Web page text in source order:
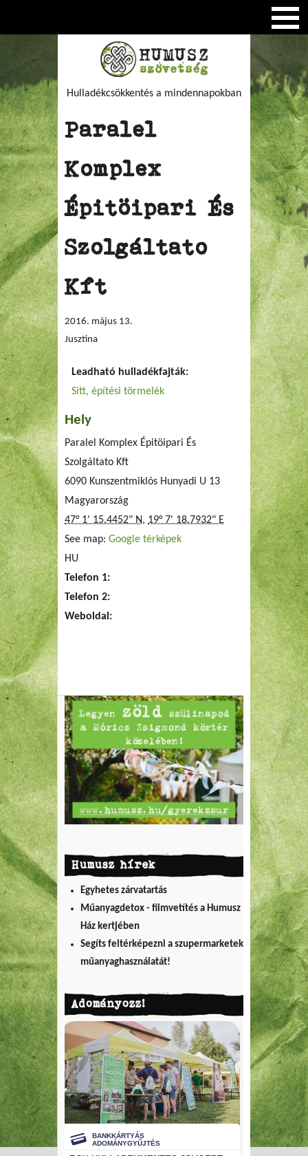
Hulladékcsökkentés a mindennapokban
Paralel
Komplex
Épitöipari És
Szolgáltato
Kft
2016. május 13.
Jusztina
Leadható hulladékfajták:
Sitt, építési törmelék
Hely
Paralel Komplex Épitöipari És
Szolgáltato Kft
6090 Kunszentmiklós Hunyadi U 13
Magyarország
47° 1' 15.4452" N, 19° 7' 18.7932" E
See map: Google térképek
HU
Telefon 1:
Telefon 2:
Weboldal:
Humusz hírek
Egyhetes zárvatartás
Műanyagdetox - filmvetítés a Humusz
Ház kertjében
Segíts feltérképezni a szupermarketek
műanyaghasználatát!
Adományozz!